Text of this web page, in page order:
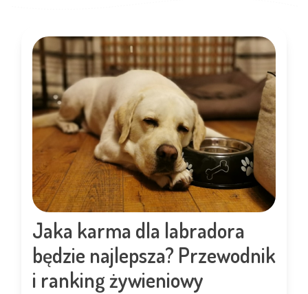
Jaka karma dla labradora
będzie najlepsza? Przewodnik
i ranking żywieniowy